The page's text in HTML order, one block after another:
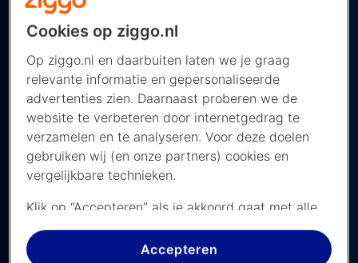
in je pakket. Met ESPN 1, 2, 3 en 4 én
Ziggo Sport op kanaal 14 mis je geen
moment van de grootste competities en
wedstrijden. Ontdek hier een greep uit ons
voetbalaanbod.
WK Voetbal 2026
Het WK is van start! Ontdek alles over het toernooi,
Cookies op ziggo.nl
Op ziggo.nl en daarbuiten laten we je graag
relevante informatie en gepersonaliseerde
advertenties zien. Daarnaast proberen we de
website te verbeteren door internetgedrag te
verzamelen en te analyseren. Voor deze doelen
gebruiken wij (en onze partners) cookies en
vergelijkbare technieken.
Klik op “Accepteren” als je akkoord gaat met alle
cookies. Kies je voor “Nee, liever niet”, dan
plaatsen we alleen strikt noodzakelijke cookies om
Accepteren